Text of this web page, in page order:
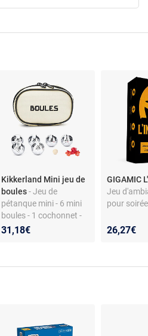
Kikkerland Mini jeu de
boules- Jeu de
pétanque mini - 6 mini
boules - 1 cochonnet -
Acier
31,18€
GIGAMIC
Jeu
pour
26,27€